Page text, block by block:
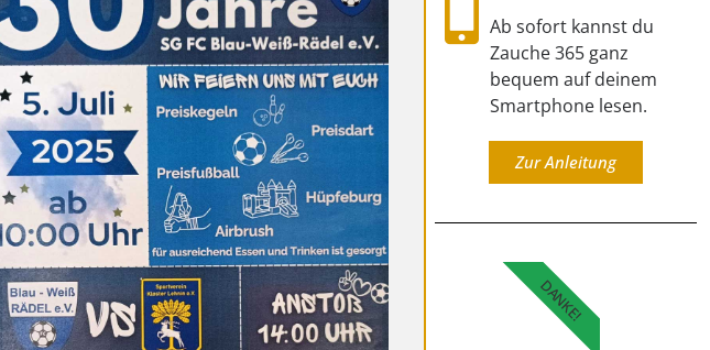
Ab sofort kannst du
Zauche 365 ganz
bequem auf deinem
Smartphone lesen.
Zur Anleitung
DANKE!